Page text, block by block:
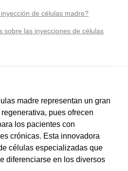
madre representan un gran
pues ofrecen
los pacientes con
crónicas. Esta innovadora
células especializadas que
diferenciarse en los diversos
de células madre?
sobre las inyecciones de células